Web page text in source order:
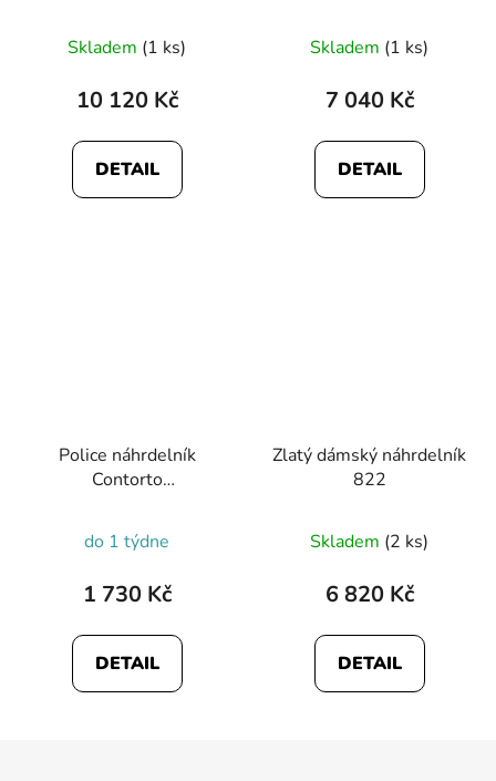
Skladem (1 ks)
10 120 Kč
DETAIL
Skladem (1 ks)
7 040 Kč
DETAIL
Police náhrdelník
Contorto
do 1 týdne
1 730 Kč
DETAIL
Zlatý dámský náhrdelník
822
Skladem (2 ks)
6 820 Kč
DETAIL